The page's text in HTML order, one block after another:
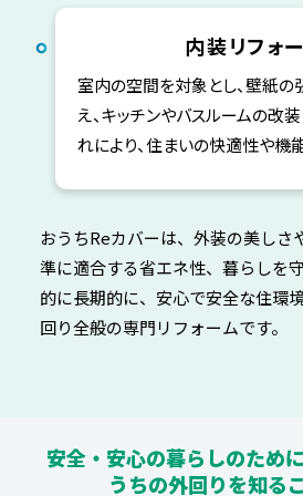
内装リフォ
室内の空間を対象とし、壁紙の
え、キッチンやバスルームの改
れにより、住まいの快適性や機
おうちReカバーは、外装の美しさ
準に適合する省エネ性、暮らしを
的に長期的に、安心で安全な住環
回り全般の専門リフォームです。
安全・安心の暮らしのために
うちの外回りを知る